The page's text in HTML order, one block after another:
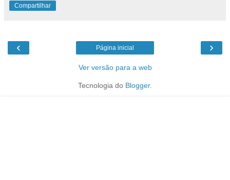
Compartilhar
‹ ›
Página inicial
Ver versão para a web
Tecnologia do Blogger.